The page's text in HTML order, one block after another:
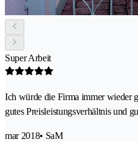
Super Arbeit
Ich würde die Firma immer wieder
gutes Preisleistungsverhältnis und
mar 2018• SaM